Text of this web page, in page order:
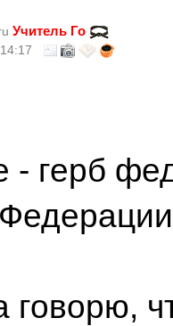
Учитель Го
- герб
говорю,